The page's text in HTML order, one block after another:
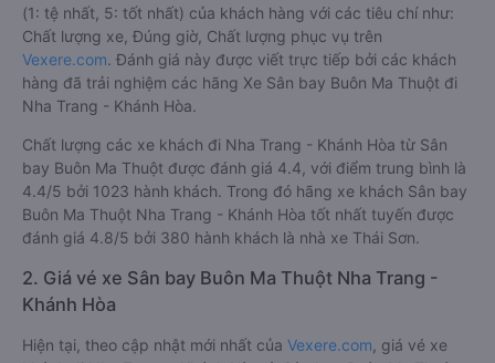
(1: tệ nhất, 5: tốt nhất) của khách hàng với các tiêu chí như:
Chất lượng xe, Đúng giờ, Chất lượng phục vụ trên
Vexere.com. Đánh giá này được viết trực tiếp bởi các khách
hàng đã trải nghiệm các hãng Xe Sân bay Buôn Ma Thuột đi
Nha Trang - Khánh Hòa.
Chất lượng các xe khách đi Nha Trang - Khánh Hòa từ Sân
bay Buôn Ma Thuột được đánh giá 4.4, với điểm trung bình là
4.4/5 bởi 1023 hành khách. Trong đó hãng xe khách Sân bay
Buôn Ma Thuột Nha Trang - Khánh Hòa tốt nhất tuyến được
đánh giá 4.8/5 bởi 380 hành khách là nhà xe Thái Sơn.
2. Giá vé xe Sân bay Buôn Ma Thuột Nha Trang -
Khánh Hòa
Hiện tại, theo cập nhật mới nhất của Vexere.com , giá vé xe